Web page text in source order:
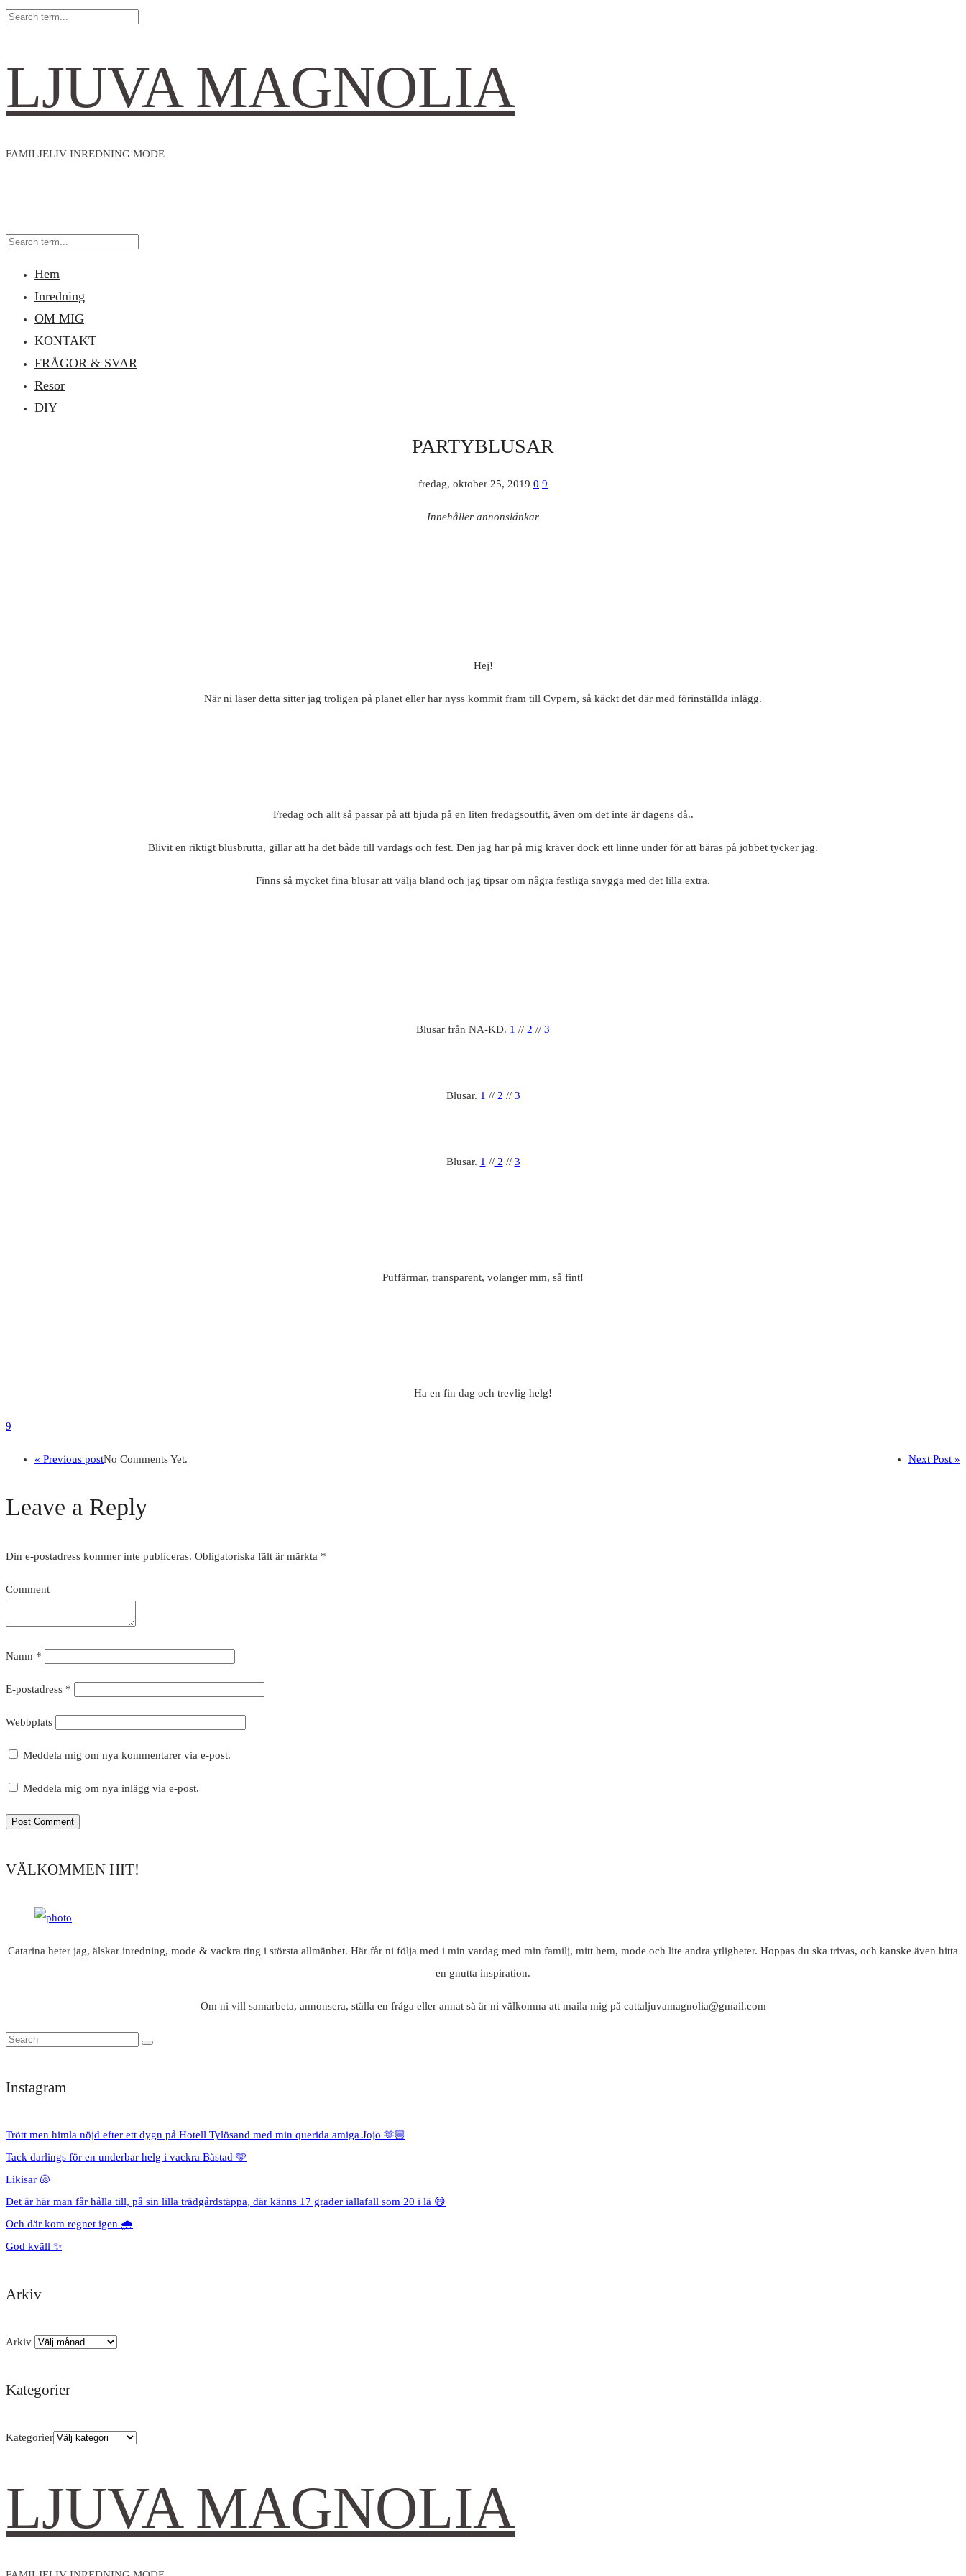
LJUVA MAGNOLIA
FAMILJELIV INREDNING MODE
Hem
Inredning
OM MIG
KONTAKT
FRÅGOR & SVAR
Resor
DIY
PARTYBLUSAR
fredag, oktober 25, 2019 0 9
Innehåller annonslänkar
Hej!
När ni läser detta sitter jag troligen på planet eller har nyss kommit fram till Cypern, så käckt det där med förinställda inlägg.
Fredag och allt så passar på att bjuda på en liten fredagsoutfit, även om det inte är dagens då..
Blivit en riktigt blusbrutta, gillar att ha det både till vardags och fest. Den jag har på mig kräver dock ett linne under för att bäras på jobbet tycker jag.
Finns så mycket fina blusar att välja bland och jag tipsar om några festliga snygga med det lilla extra.
Blusar från NA-KD. 1 // 2 // 3
Blusar. 1 // 2 // 3
Blusar. 1 //2 // 3
Puffärmar, transparent, volanger mm, så fint!
Ha en fin dag och trevlig helg!
9
« Previous post Next Post »
No Comments Yet.
Leave a Reply
Din e-postadress kommer inte publiceras. Obligatoriska fält är märkta *
Comment
Namn *
E-postadress *
Webbplats
Meddela mig om nya kommentarer via e-post.
Meddela mig om nya inlägg via e-post.
VÄLKOMMEN HIT!
Catarina heter jag, älskar inredning, mode & vackra ting i största allmänhet. Här får ni följa med i min vardag med min familj, mitt hem, mode och lite andra ytligheter. Hoppas du ska trivas, och kanske även hitta
en gnutta inspiration.
Om ni vill samarbeta, annonsera, ställa en fråga eller annat så är ni välkomna att maila mig på cattaljuvamagnolia@gmail.com
Instagram
Trött men himla nöjd efter ett dygn på Hotell Tylösand med min querida amiga Jojo 🫶🏼
Tack darlings för en underbar helg i vackra Båstad 🩵
Likisar 🐚
Det är här man får hålla till, på sin lilla trädgårdstäppa, där känns 17 grader iallafall som 20 i lä 😅
Och där kom regnet igen 🌧️
God kväll ✨
Arkiv
Arkiv
Kategorier
Kategorier
LJUVA MAGNOLIA